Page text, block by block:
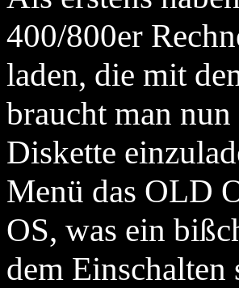
400/800er
laden, die mit
braucht man
Diskette
Menü das OLD
OS, was ein
dem